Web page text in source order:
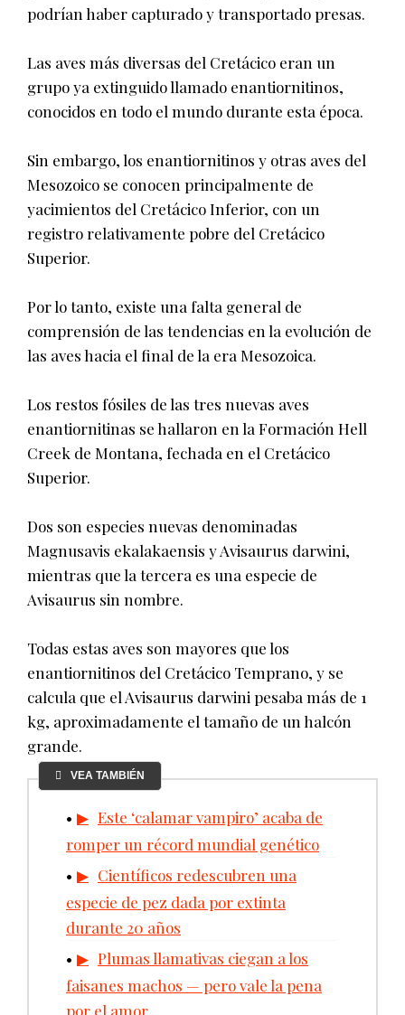
podrían haber capturado y transportado presas.
Las aves más diversas del Cretácico eran un
grupo ya extinguido llamado enantiornitinos,
conocidos en todo el mundo durante esta época.
Sin embargo, los enantiornitinos y otras aves del
Mesozoico se conocen principalmente de
yacimientos del Cretácico Inferior, con un
registro relativamente pobre del Cretácico
Superior.
Por lo tanto, existe una falta general de
comprensión de las tendencias en la evolución de
las aves hacia el final de la era Mesozoica.
Los restos fósiles de las tres nuevas aves
enantiornitinas se hallaron en la Formación Hell
Creek de Montana, fechada en el Cretácico
Superior.
Dos son especies nuevas denominadas
Magnusavis ekalakaensis y Avisaurus darwini,
mientras que la tercera es una especie de
Avisaurus sin nombre.
Todas estas aves son mayores que los
enantiornitinos del Cretácico Temprano, y se
calcula que el Avisaurus darwini pesaba más de 1
kg, aproximadamente el tamaño de un halcón
grande.
VEA TAMBIÉN
Este ‘calamar vampiro’ acaba de
romper un récord mundial genético
Científicos redescubren una
especie de pez dada por extinta
durante 20 años
Plumas llamativas ciegan a los
faisanes machos — pero vale la pena
por el amor